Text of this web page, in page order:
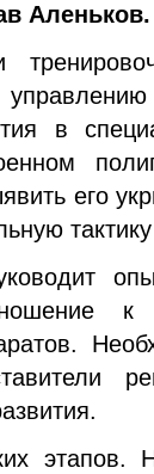
Аленьков.
в
его
этапов.